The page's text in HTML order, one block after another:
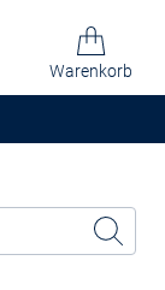
Warenkorb